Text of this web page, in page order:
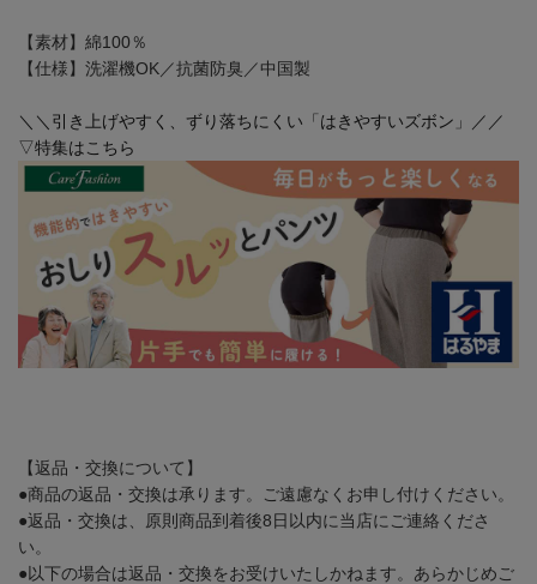
【素材】綿100％
【仕様】洗濯機OK／抗菌防臭／中国製
＼＼引き上げやすく、ずり落ちにくい「はきやすいズボン」／／
▽特集はこちら
【返品・交換について】
●商品の返品・交換は承ります。ご遠慮なくお申し付けください。
●返品・交換は、原則商品到着後8日以内に当店にご連絡くださ
い。
●以下の場合は返品・交換をお受けいたしかねます。あらかじめご